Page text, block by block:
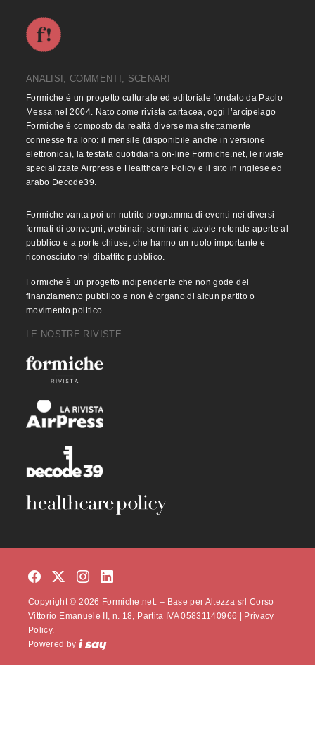
ANALISI, COMMENTI, SCENARI
Formiche è un progetto culturale ed editoriale fondato da Paolo
Messa nel 2004. Nato come rivista cartacea, oggi l’arcipelago
Formiche è composto da realtà diverse ma strettamente
connesse fra loro: il mensile (disponibile anche in versione
elettronica), la testata quotidiana on-line Formiche.net, le riviste
specializzate Airpress e Healthcare Policy e il sito in inglese ed
arabo Decode39.
Formiche vanta poi un nutrito programma di eventi nei diversi
formati di convegni, webinair, seminari e tavole rotonde aperte al
pubblico e a porte chiuse, che hanno un ruolo importante e
riconosciuto nel dibattito pubblico.
Formiche è un progetto indipendente che non gode del
finanziamento pubblico e non è organo di alcun partito o
movimento politico.
LE NOSTRE RIVISTE
Copyright © 2026 Formiche.net. – Base per Altezza srl Corso
Vittorio Emanuele II, n. 18, Partita IVA 05831140966 |
Privacy
Policy.
Powered by